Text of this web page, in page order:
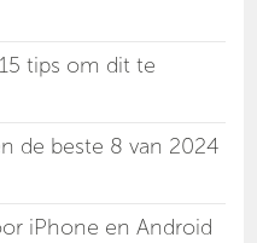
tips om dit te
de beste 8 van 2024
iPhone en Android